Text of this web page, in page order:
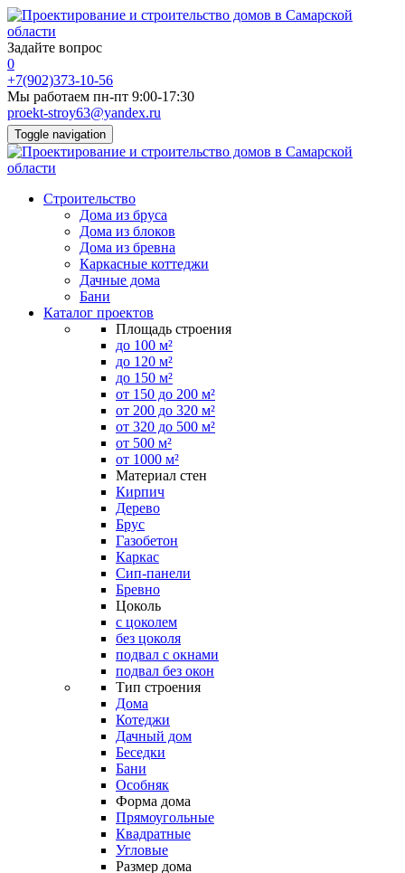
Задайте вопрос
0
+7(902)373-10-56
Мы работаем пн-пт 9:00-17:30
proekt-stroy63@yandex.ru
Toggle navigation
Строительство
Дома из бруса
Дома из блоков
Дома из бревна
Каркасные коттеджи
Дачные дома
Бани
Каталог проектов
Площадь строения
до 100 м²
до 120 м²
до 150 м²
от 150 до 200 м²
от 200 до 320 м²
от 320 до 500 м²
от 500 м²
от 1000 м²
Материал стен
Кирпич
Дерево
Брус
Газобетон
Каркас
Сип-панели
Бревно
Цоколь
с цоколем
без цоколя
подвал с окнами
подвал без окон
Тип строения
Дома
Котеджи
Дачный дом
Беседки
Бани
Особняк
Форма дома
Прямоугольные
Квадратные
Угловые
Размер дома